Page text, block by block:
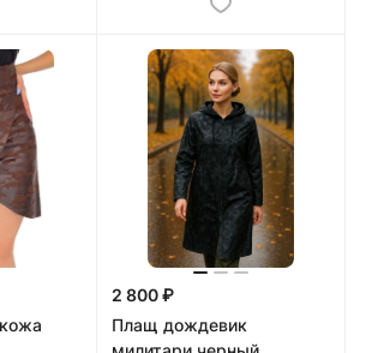
2 800 ₽
Плащ дождевик